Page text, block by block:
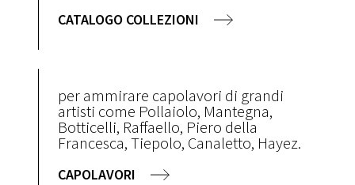
CATALOGO COLLEZIONI
per ammirare capolavori di grandi
artisti come Pollaiolo, Mantegna,
Botticelli, Raffaello, Piero della
Francesca, Tiepolo, Canaletto, Hayez.
CAPOLAVORI